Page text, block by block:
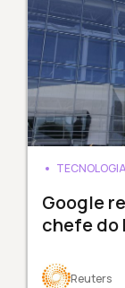
Google
chefe do
Reuters